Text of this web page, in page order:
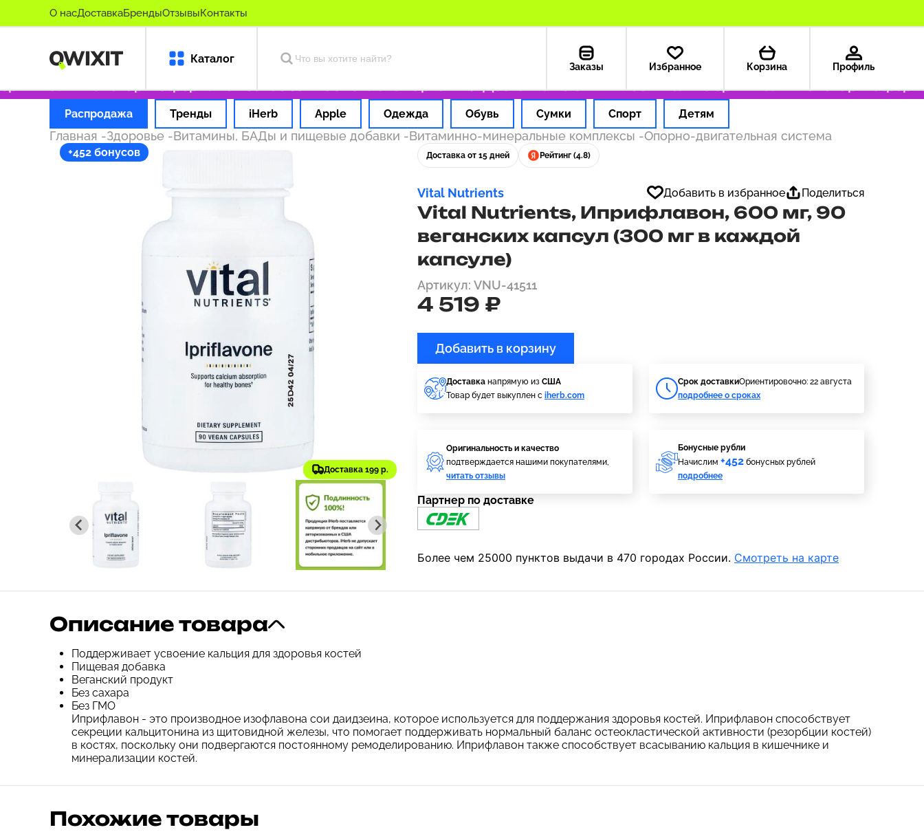
О насДоставкаБрендыОтзывыКонтакты
Каталог
Заказы Избранное Корзина Профиль
товары Оформляем заказ за 1 час Оплата картой РФ Доставка из США — 199 ₽ Только оригинальные товары
Распродажа Тренды iHerb Apple Одежда Обувь Сумки Спорт Детям
Главная -Здоровье -Витамины, БАДы и пищевые добавки -Витаминно-минеральные комплексы -Опорно-двигательная система
+452 бонусов
Доставка 199 р.
Доставка от 15 дней Рейтинг (4.8)
Vital Nutrients Добавить в избранное Поделиться
Vital Nutrients, Иприфлавон, 600 мг, 90
веганских капсул (300 мг в каждой
капсуле)
Артикул: VNU-41511
4 519 ₽
Добавить в корзину
Доставка напрямую из США
Товар будет выкуплен с iherb.com
Cрок доставкиОриентировочно: 22 августа
подробнее о сроках
Оригинальность и качество
подтверждается нашими покупателями,
читать отзывы
Бонусные рубли
Начислим +452 бонусных рублей
подробнее
Партнер по доставке
Более чем 25000 пунктов выдачи в 470 городах России. Смотреть на карте
Описание товара
Поддерживает усвоение кальция для здоровья костей
Пищевая добавка
Веганский продукт
Без сахара
Без ГМО
Иприфлавон - это производное изофлавона сои даидзеина, которое используется для поддержания здоровья костей. Иприфлавон способствует
секреции кальцитонина из щитовидной железы, что помогает поддерживать нормальный баланс остеокластической активности (резорбции костей)
в костях, поскольку они подвергаются постоянному ремоделированию. Иприфлавон также способствует всасыванию кальция в кишечнике и
минерализации костей.
Похожие товары